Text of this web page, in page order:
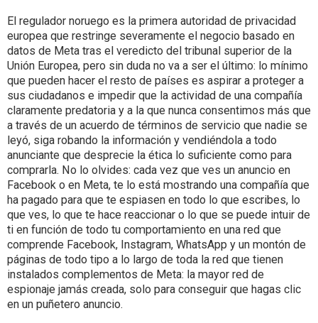
El regulador noruego es la primera autoridad de privacidad
europea que restringe severamente el negocio basado en
datos de Meta tras el veredicto del tribunal superior de la
Unión Europea, pero sin duda no va a ser el último: lo mínimo
que pueden hacer el resto de países es aspirar a proteger a
sus ciudadanos e impedir que la actividad de una compañía
claramente predatoria y a la que nunca consentimos más que
a través de un acuerdo de términos de servicio que nadie se
leyó, siga robando la información y vendiéndola a todo
anunciante que desprecie la ética lo suficiente como para
comprarla. No lo olvides: cada vez que ves un anuncio en
Facebook o en Meta, te lo está mostrando una compañía que
ha pagado para que te espiasen en todo lo que escribes, lo
que ves, lo que te hace reaccionar o lo que se puede intuir de
ti en función de todo tu comportamiento en una red que
comprende Facebook, Instagram, WhatsApp y un montón de
páginas de todo tipo a lo largo de toda la red que tienen
instalados complementos de Meta: la mayor red de
espionaje jamás creada, solo para conseguir que hagas clic
en un puñetero anuncio.